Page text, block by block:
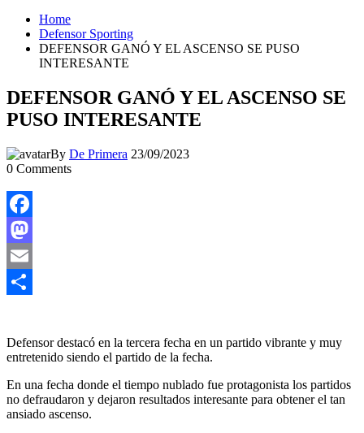
Home
Defensor Sporting
DEFENSOR GANÓ Y EL ASCENSO SE PUSO
INTERESANTE
DEFENSOR GANÓ Y EL ASCENSO SE
PUSO INTERESANTE
By De Primera 23/09/2023
0 Comments
Facebook
Mastodon
Email
Defensor destacó en la tercera fecha en un partido vibrante y muy
entretenido siendo el partido de la fecha.
En una fecha donde el tiempo nublado fue protagonista los partidos
no defraudaron y dejaron resultados interesante para obtener el tan
ansiado ascenso.